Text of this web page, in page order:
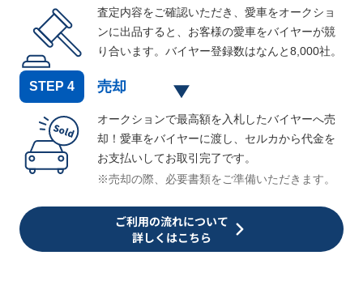
査定内容をご確認いただき、愛車をオークショ
ンに出品すると、お客様の愛車をバイヤーが競
り合います。バイヤー登録数はなんと8,000社。
STEP 4 売却
オークションで最高額を入札したバイヤーへ売
却！愛車をバイヤーに渡し、セルカから代金を
お支払いしてお取引完了です。
※売却の際、必要書類をご準備いただきます。
ご利用の流れについて
詳しくはこちら